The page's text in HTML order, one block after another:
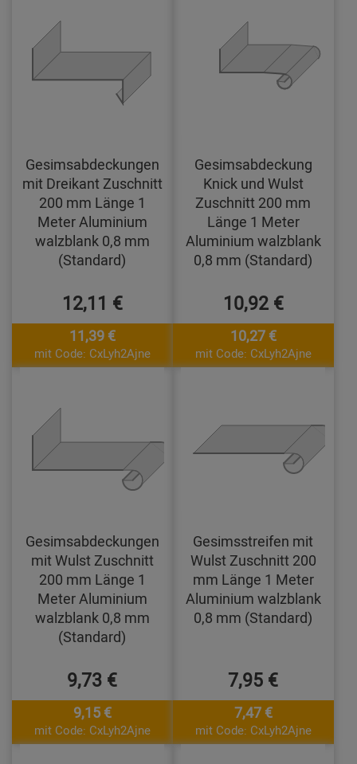
Gesimsabdeckungen
mit Dreikant Zuschnitt
200 mm Länge 1
Meter Aluminium
walzblank 0,8 mm
(Standard)
12,11 €
11,39 €
mit Code: CxLyh2Ajne
Gesimsabdeckung
Knick und Wulst
Zuschnitt 200 mm
Länge 1 Meter
Aluminium walzblank
0,8 mm (Standard)
10,92 €
10,27 €
mit Code: CxLyh2Ajne
Gesimsabdeckungen
mit Wulst Zuschnitt
200 mm Länge 1
Meter Aluminium
walzblank 0,8 mm
(Standard)
9,73 €
9,15 €
mit Code: CxLyh2Ajne
Gesimsstreifen mit
Wulst Zuschnitt 200
mm Länge 1 Meter
Aluminium walzblank
0,8 mm (Standard)
7,95 €
7,47 €
mit Code: CxLyh2Ajne